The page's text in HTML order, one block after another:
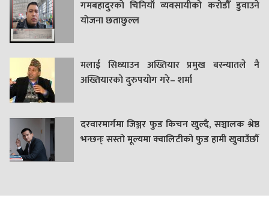
गमबहादुरकाे चिनियाँ व्यवसायीको करोडौँ डुवाउने
याेजना छताछुल्ल
मलाई सिध्याउन अख्तियार प्रमुख बस्न्यातले नै
अख्तियारको दुरुपयोग गरे– शर्मा
दरवारमार्गमा जिञ्जर फुड किचन खुल्दै, सञ्चालक श्रेष्ठ
भन्छन्ः सस्तो मूल्यमा क्वालिटीको फुड हामी खुवाउँछौं